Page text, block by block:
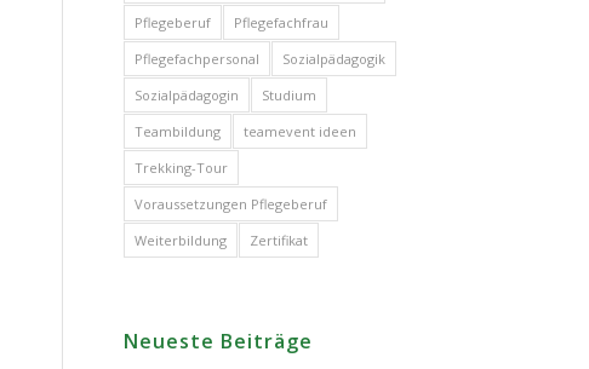
Pflegeberuf
Pflegefachfrau
Pflegefachpersonal
Sozialpädagogik
Sozialpädagogin
Studium
Teambildung
teamevent ideen
Trekking-Tour
Voraussetzungen Pflegeberuf
Weiterbildung
Zertifikat
Neueste Beiträge